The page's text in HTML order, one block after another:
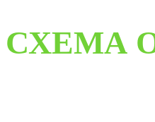
СХЕМА